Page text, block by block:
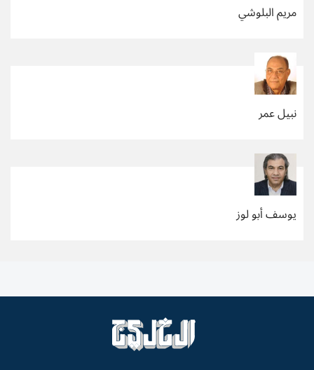
مريم البلوشي
نبيل عمر
يوسف أبو لوز